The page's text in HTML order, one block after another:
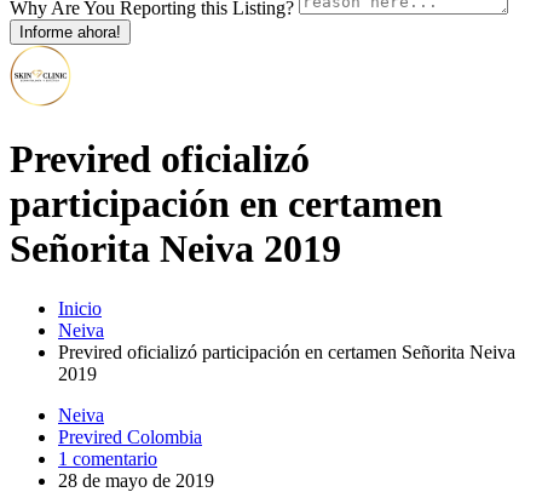
Why Are You Reporting this Listing?
Informe ahora!
Previred oficializó
participación en certamen
Señorita Neiva 2019
Inicio
Neiva
Previred oficializó participación en certamen Señorita Neiva
2019
Neiva
Previred Colombia
1 comentario
28 de mayo de 2019